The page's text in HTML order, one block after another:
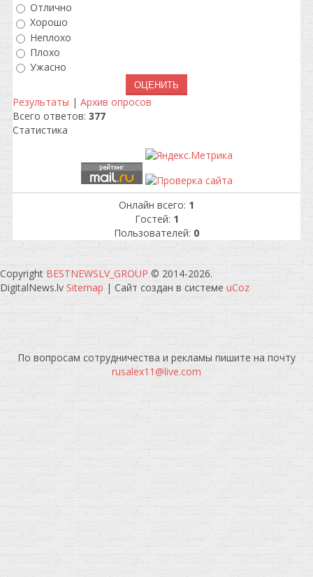
Отлично
Хорошо
Неплохо
Плохо
Ужасно
Результаты | Архив опросов
Всего ответов: 377
Статистика
Онлайн всего: 1
Гостей: 1
Пользователей: 0
Copyright BESTNEWSLV_GROUP © 2014-2026.
DigitalNews.lv Sitemap | Сайт создан в системе uCoz
По вопросам сотрудничества и рекламы пишите на почту
rusalex11@live.com